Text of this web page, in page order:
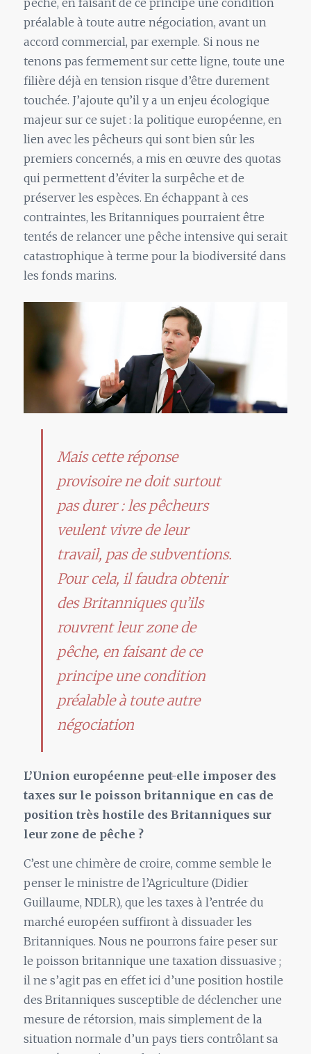
pêche, en faisant de ce principe une condition
préalable à toute autre négociation, avant un
accord commercial, par exemple. Si nous ne
tenons pas fermement sur cette ligne, toute une
filière déjà en tension risque d’être durement
touchée. J’ajoute qu’il y a un enjeu écologique
majeur sur ce sujet : la politique européenne, en
lien avec les pêcheurs qui sont bien sûr les
premiers concernés, a mis en œuvre des quotas
qui permettent d’éviter la surpêche et de
préserver les espèces. En échappant à ces
contraintes, les Britanniques pourraient être
tentés de relancer une pêche intensive qui serait
catastrophique à terme pour la biodiversité dans
les fonds marins.
Mais cette réponse
provisoire ne doit surtout
pas durer : les pêcheurs
veulent vivre de leur
travail, pas de subventions.
Pour cela, il faudra obtenir
des Britanniques qu’ils
rouvrent leur zone de
pêche, en faisant de ce
principe une condition
préalable à toute autre
négociation
L’Union européenne peut-elle imposer des
taxes sur le poisson britannique en cas de
position très hostile des Britanniques sur
leur zone de pêche ?
C’est une chimère de croire, comme semble le
penser le ministre de l’Agriculture (Didier
Guillaume, NDLR), que les taxes à l’entrée du
marché européen suffiront à dissuader les
Britanniques. Nous ne pourrons faire peser sur
le poisson britannique une taxation dissuasive ;
il ne s’agit pas en effet ici d’une position hostile
des Britanniques susceptible de déclencher une
mesure de rétorsion, mais simplement de la
situation normale d’un pays tiers contrôlant sa